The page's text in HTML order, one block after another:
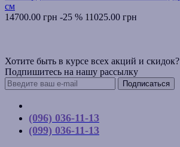
см
14700.00 грн -25 % 11025.00 грн
Хотите быть в курсе всех акций и скидок?
Подпишитесь на нашу рассылку
Подписаться
(096) 036-11-13
(099) 036-11-13